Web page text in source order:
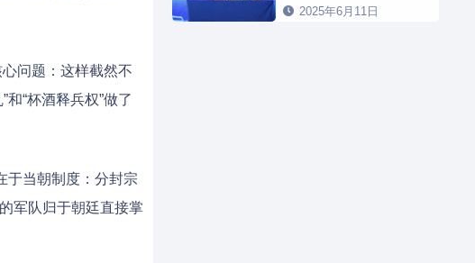
问题：这样截然不
“杯酒释兵权”做了
于当朝制度：分封宗
军队归于朝廷直接掌
2025年6月11日